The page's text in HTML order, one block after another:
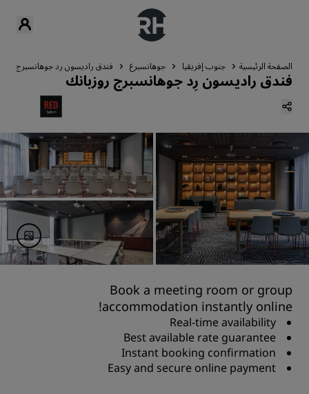
الصفحة الرئيسية جنوب إفريقيا جوهانسبرغ فندق راديسون رِد جوهانسبرج
فندق راديسون رِد جوهانسبرج روزبانك
Book a meeting room or group
accommodation instantly online!
Real-time availability
Best available rate guarantee
Instant booking confirmation
Easy and secure online payment